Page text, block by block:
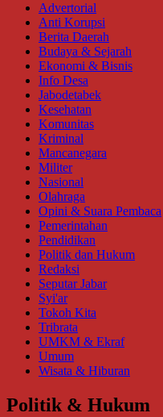
Advertorial
Anti Korupsi
Berita Daerah
Budaya & Sejarah
Ekonomi & Bisnis
Info Desa
Jabodetabek
Kesehatan
Komunitas
Kriminal
Mancanegara
Militer
Nasional
Olahraga
Opini & Suara Pembaca
Pemerintahan
Pendidikan
Politik dan Hukum
Redaksi
Seputar Jabar
Syi'ar
Tokoh Kita
Tribrata
UMKM & Ekraf
Umum
Wisata & Hiburan
Politik & Hukum